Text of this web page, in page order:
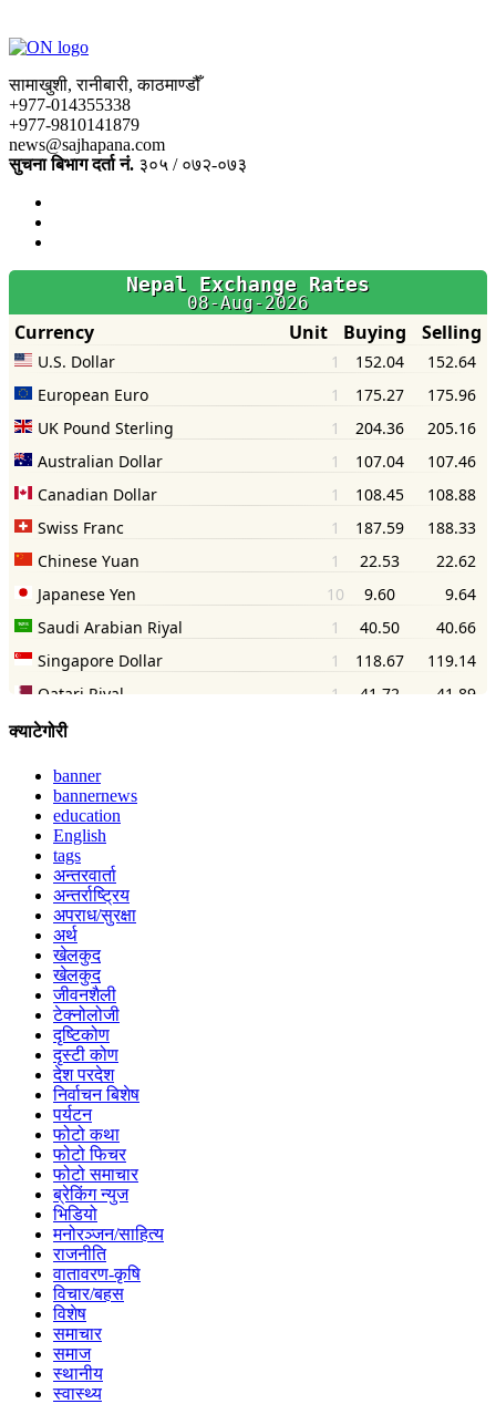
सामाखुशी, रानीबारी, काठमाण्डौँ
+977-014355338
+977-9810141879
news@sajhapana.com
सुचना बिभाग दर्ता नं. ३०५ / ०७२-०७३
क्याटेगोरी
banner
bannernews
education
English
tags
अन्तरवार्ता
अन्तर्राष्ट्रिय
अपराध/सुरक्षा
अर्थ
खेलकुद
खेलकुद
जीवनशैली
टेक्नोलोजी
दृष्टिकोण
दृस्टी कोण
देश परदेश
निर्वाचन बिशेष
पर्यटन
फोटो कथा
फोटो फिचर
फोटो समाचार
ब्रेकिंग न्युज
भिडियो
मनोरञ्जन/साहित्य
राजनीति
वातावरण-कृषि
विचार/बहस
विशेष
समाचार
समाज
स्थानीय
स्वास्थ्य